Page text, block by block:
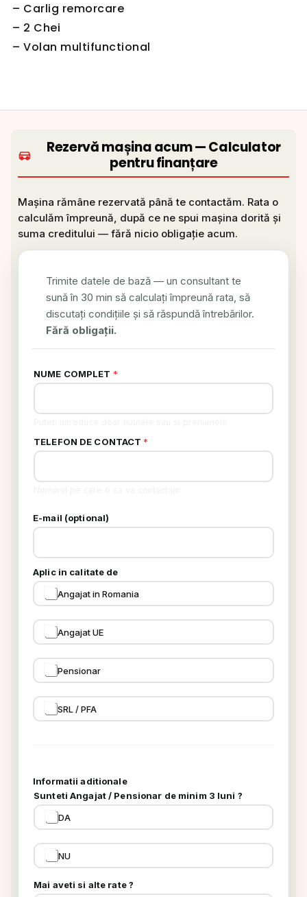
– Carlig remorcare
– 2 Chei
– Volan multifunctional
Rezervă mașina acum — Calculator
pentru finanțare
Mașina rămâne rezervată până te contactăm. Rata o
calculăm împreună, după ce ne spui mașina dorită și
suma creditului — fără nicio obligație acum.
Trimite datele de bază — un consultant te
sună în 30 min să calculați împreună rata, să
discutați condițiile și să răspundă întrebărilor.
Fără obligații.
NUME COMPLET *
TELEFON DE CONTACT *
E-mail (optional)
Aplic in calitate de
Angajat in Romania
Angajat UE
Pensionar
SRL / PFA
Informatii aditionale
Sunteti Angajat / Pensionar de minim 3 luni ?
DA
NU
Mai aveti si alte rate ?